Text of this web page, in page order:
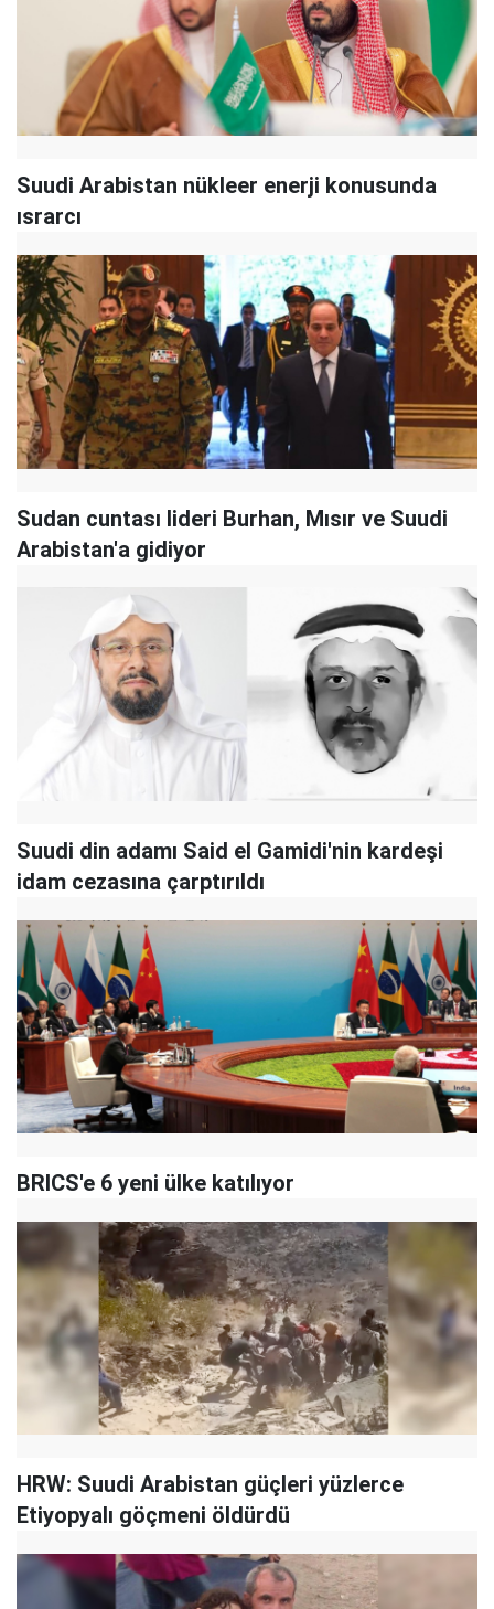
Suudi Arabistan nükleer enerji konusunda
ısrarcı
Sudan cuntası lideri Burhan, Mısır ve Suudi
Arabistan'a gidiyor
Suudi din adamı Said el Gamidi'nin kardeşi
idam cezasına çarptırıldı
BRICS'e 6 yeni ülke katılıyor
HRW: Suudi Arabistan güçleri yüzlerce
Etiyopyalı göçmeni öldürdü